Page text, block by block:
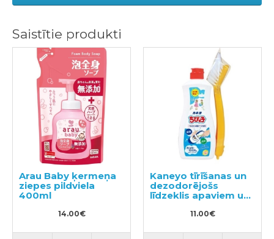
Saistītie produkti
Arau Baby ķermeņa
ziepes pildviela
400ml
14.00€
Kaneyo tīrīšanas un
dezodorējošs
līdzeklis apaviem un
11.00€